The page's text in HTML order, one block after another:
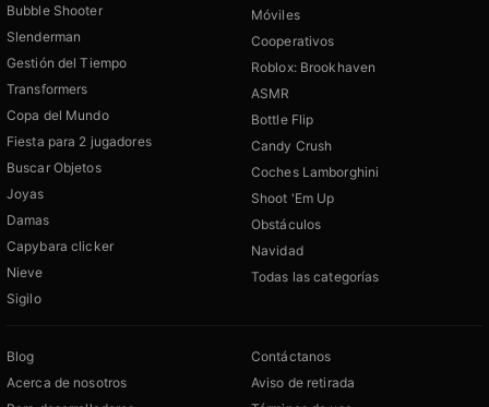
Bubble Shooter
Slenderman
Gestión del Tiempo
Transformers
Copa del Mundo
Fiesta para 2 jugadores
Buscar Objetos
Joyas
Damas
Capybara clicker
Nieve
Sigilo
Móviles
Cooperativos
Roblox: Brookhaven
ASMR
Bottle Flip
Candy Crush
Coches Lamborghini
Shoot 'Em Up
Obstáculos
Navidad
Todas las categorías
Blog
Acerca de nosotros
Contáctanos
Aviso de retirada